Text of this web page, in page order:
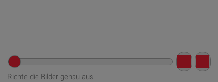
Richte die Bilder genau aus